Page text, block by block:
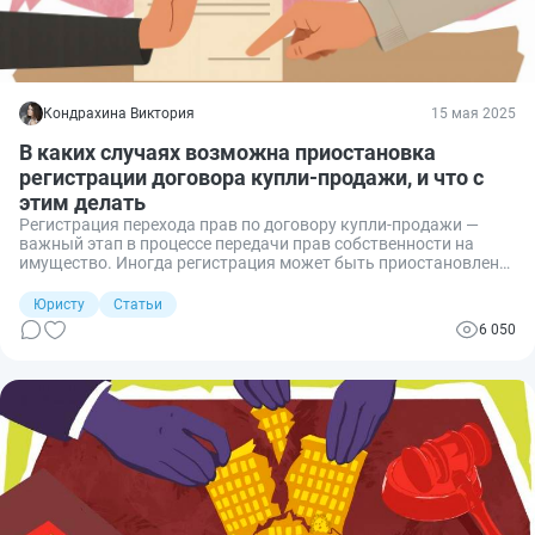
Кондрахина Виктория 15 мая 2025
В каких случаях возможна приостановка
регистрации договора купли-продажи, и что с
этим делать
Регистрация перехода прав по договору купли-продажи —
важный этап в процессе передачи прав собственности на
имущество. Иногда регистрация может быть приостановлена,
сделки. Но если знать основные причины приостановки, то
можно избежать подобной ситуации. Расскажу, почему
регистрацию могут приостановить и что делать, если это всё
Юристу
Статьи
6 050